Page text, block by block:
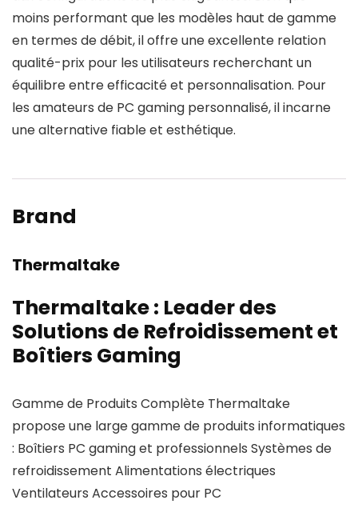
moins performant que les modèles haut de gamme
en termes de débit, il offre une excellente relation
qualité-prix pour les utilisateurs recherchant un
équilibre entre efficacité et personnalisation. Pour
les amateurs de PC gaming personnalisé, il incarne
une alternative fiable et esthétique.
Brand
Thermaltake
Thermaltake : Leader des
Solutions de Refroidissement et
Boîtiers Gaming
Gamme de Produits Complète Thermaltake
propose une large gamme de produits informatiques
: Boîtiers PC gaming et professionnels Systèmes de
refroidissement Alimentations électriques
Ventilateurs Accessoires pour PC